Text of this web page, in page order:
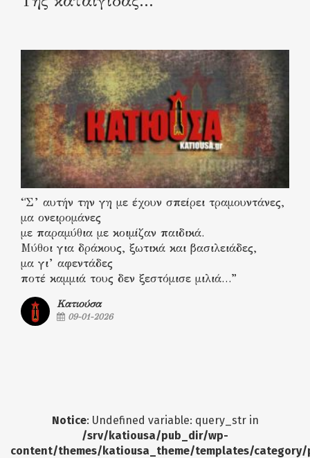
“Σ’ αυτήν την γη με έχουν σπείρει τραμουντάνες,
μα ονειρομάνες
με παραμύθια με κοιμίζαν παιδικά.
Μύθοι για δράκους, ξωτικά και βασιλειάδες,
μα γι’ αφεντάδες
ποτέ καμμιά τους δεν ξεστόμισε μιλιά…”
Κατιούσα
09-01-2026
Notice: Undefined variable: query_str in
/srv/katiousa/pub_dir/wp-
content/themes/katiousa_theme/templates/